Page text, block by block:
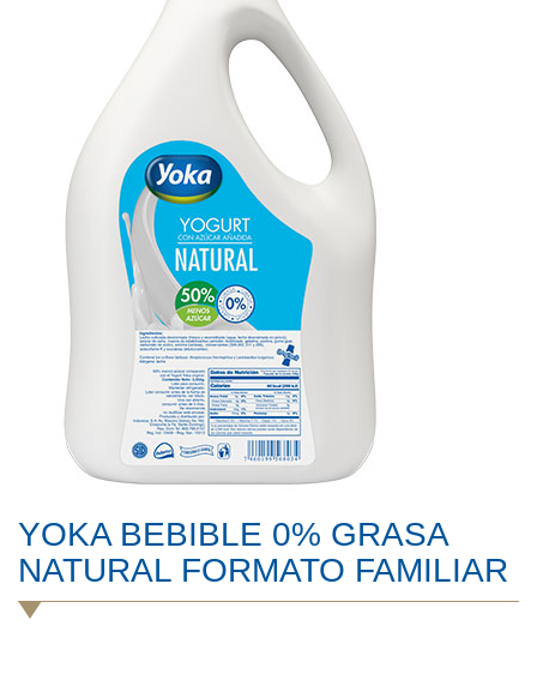
YOKA BEBIBLE 0% GRASA
NATURAL FORMATO FAMILIAR